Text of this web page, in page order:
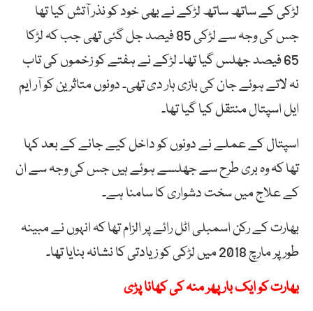
لڑکی کے ساتھ ساتھ لڑکے نے بھی خود کو نذر آتش کیا تھا
جس کی وجہ سے لڑکی 85 فیصد جل گئی تھی جب کہ لڑکا
65 فیصد جھلس گیا تھا۔ لڑکے نے ہفتے کو زخموں کی تاب
نہ لاتے ہوئے جان کی بازی ہار دی تھی۔ دونوں متاثرین کو آر ایم
ایل اسپتال منتقل کیا گیا تھا۔
اسپتال کے عملے نے دونوں کو داخل کیے جانے کے بعد کہا
تھا کہ وہ بری طرح سے جھلسے ہوئے ہیں جس کی وجہ سے ان
کے علاج میں سخت دشواری کا سامنا ہے۔
بھارت کے رکن اسمبلی اٹل رائے پر الزام تھا کہ انہوں نے مبینہ
طور پر مارچ 2018 میں لڑکی کو زیادتی کا نشانہ بنایا تھا۔
بھارت کو ایک بار پھر منہ کی کھانا پڑی